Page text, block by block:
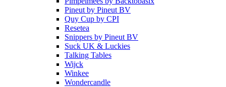
Pineut by Pineut BV
Quy Cup by CPI
Resetea
Snippers by Pineut BV
Suck UK & Luckies
Talking Tables
Wijck
Winkee
Wondercandle